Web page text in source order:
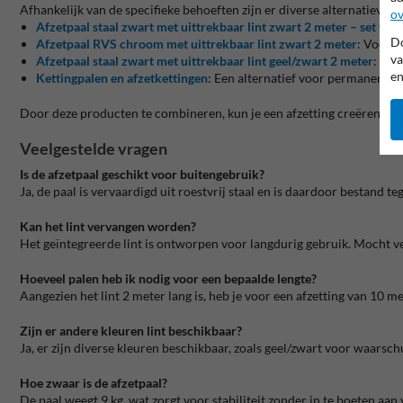
Afhankelijk van de specifieke behoeften zijn er diverse alternatieven
Afzetpaal staal zwart met uittrekbaar lint zwart 2 meter – set van
Afzetpaal RVS chroom met uittrekbaar lint zwart 2 meter: Voor
Afzetpaal staal zwart met uittrekbaar lint geel/zwart 2 meter:
Kettingpalen en afzetkettingen: Een alternatief voor permanente
Door deze producten te combineren, kun je een afzetting creëren
Veelgestelde vragen
Is de afzetpaal geschikt voor buitengebruik?
Ja, de paal is vervaardigd uit roestvrij staal en is daardoor bestand
Kan het lint vervangen worden?
Het geïntegreerde lint is ontworpen voor langdurig gebruik. Mocht
Hoeveel palen heb ik nodig voor een bepaalde lengte?
Aangezien het lint 2 meter lang is, heb je voor een afzetting van 10
Zijn er andere kleuren lint beschikbaar?
Ja, er zijn diverse kleuren beschikbaar, zoals geel/zwart voor
Hoe zwaar is de afzetpaal?